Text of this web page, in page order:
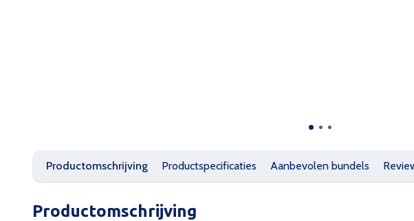
Productomschrijving Productspecificaties Aanbevolen bundels
Productomschrijving